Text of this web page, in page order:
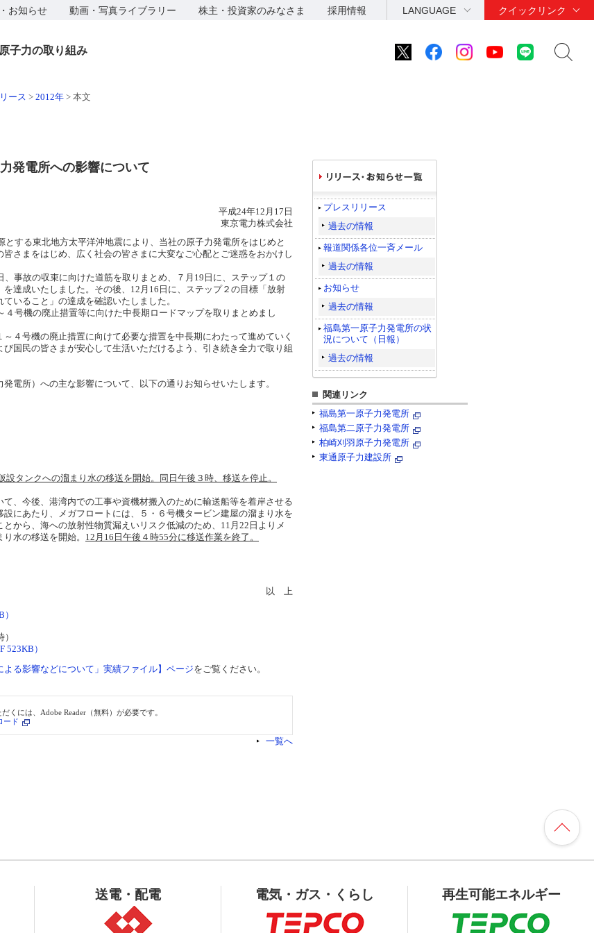
お知らせ 動画・写真ライブラリー 株主・投資家のみなさま 採用情報 LANGUAGE クイックリンク
原子力の取り組み
ース > 2012年 > 本文
発電所への影響について
平成24年12月17日
東京電力株式会社
する東北地方太平洋沖地震により、当社の原子力発電所をはじめと
さまをはじめ、広く社会の皆さまに大変なご心配とご迷惑をおかけし
事故の収束に向けた道筋を取りまとめ、７月19日に、ステップ１の
達成いたしました。その後、12月16日に、ステップ２の目標「放射
いること」の達成を確認いたしました。
号機の廃止措置等に向けた中長期ロードマップを取りまとめまし
４号機の廃止措置に向けて必要な措置を中長期にわたって進めていく
国民の皆さまが安心して生活いただけるよう、引き続き全力で取り組
電所）への主な影響について、以下の通りお知らせいたします。
タンクへの溜まり水の移送を開始。同日午後３時、移送を停止。
、今後、港湾内での工事や資機材搬入のために輸送船等を着岸させる
にあたり、メガフロートには、５・６号機タービン建屋の溜まり水を
から、海への放射性物質漏えいリスク低減のため、11月22日よりメ
水の移送を開始。 12月16日午後４時55分に移送作業を終了。
以 上
523KB）
よる影響などについて」実績ファイル】ページをご覧ください。
くには、Adobe Reader（無料）が必要です。
ード
一覧へ
プレスリリース
過去の情報
報道関係各位一斉メール
過去の情報
お知らせ
過去の情報
福島第一原子力発電所の状
況について（日報）
過去の情報
関連リンク
福島第一原子力発電所
福島第二原子力発電所
柏崎刈羽原子力発電所
東通原子力建設所
送電・配電 電気・ガス・くらし 再生可能エネルギー